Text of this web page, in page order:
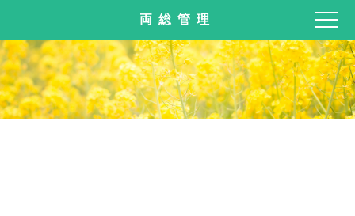
両総管理